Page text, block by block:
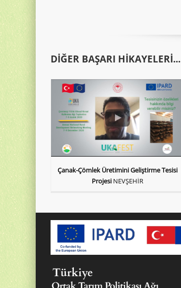
DIĞER BAŞARI HIKAYELERI...
Çanak-Çömlek Üretimini Geliştirme Tesisi
Projesi NEVŞEHİR